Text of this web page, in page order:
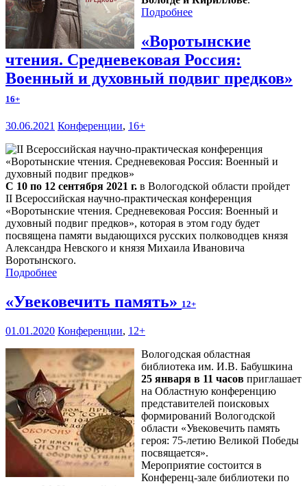
Подробнее
«Воротынские
чтения. Средневековая Россия:
Военный и духовный подвиг предков»
16+
30.06.2021 Конференции, 16+
С 10 по 12 сентября 2021 г. в Вологодской области пройдет
II Всероссийская научно-практическая конференция
«Воротынские чтения. Средневековая Россия: Военный и
духовный подвиг предков», которая в этом году будет
посвящена памяти выдающихся русских полководцев князя
Александра Невского и князя Михаила Ивановича
Воротынского.
Подробнее
«Увековечить память» 12+
01.01.2020 Конференции, 12+
Вологодская областная
библиотека им. И.В. Бабушкина
25 января в 11 часов приглашает
на Областную конференцию
представителей поисковых
формирований Вологодской
области «Увековечить память
героя: 75-летию Великой Победы
посвящается».
Мероприятие состоится в
Конференц-зале библиотеки по